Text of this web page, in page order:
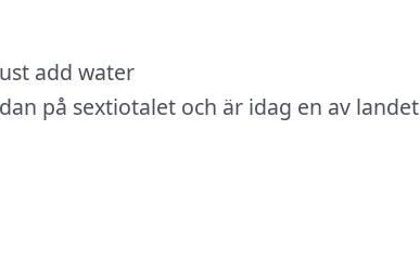
på sextiotalet och är idag en av